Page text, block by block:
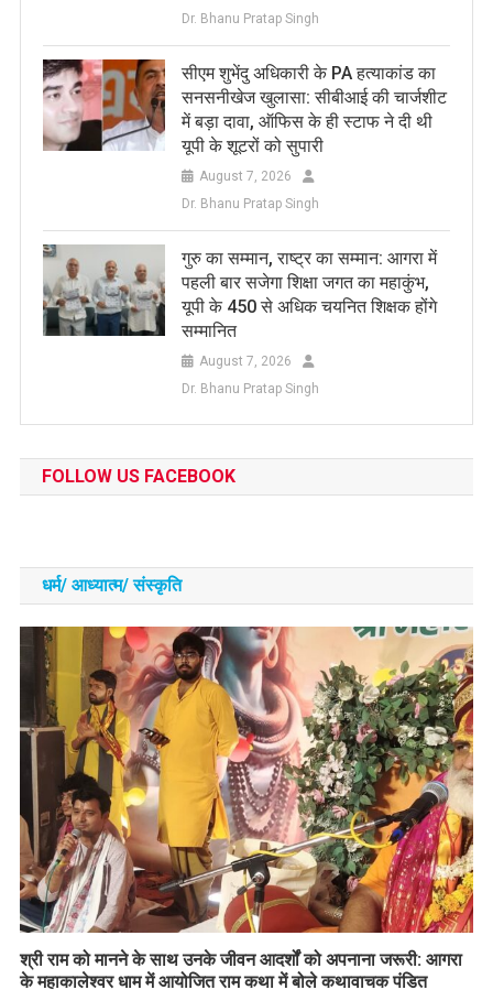
Dr. Bhanu Pratap Singh
सीएम शुभेंदु अधिकारी के PA हत्याकांड का
सनसनीखेज खुलासा: सीबीआई की चार्जशीट
में बड़ा दावा, ऑफिस के ही स्टाफ ने दी थी
यूपी के शूटरों को सुपारी
August 7, 2026
Dr. Bhanu Pratap Singh
​गुरु का सम्मान, राष्ट्र का सम्मान: आगरा में
पहली बार सजेगा शिक्षा जगत का महाकुंभ,
यूपी के 450 से अधिक चयनित शिक्षक होंगे
सम्मानित
August 7, 2026
Dr. Bhanu Pratap Singh
FOLLOW US FACEBOOK
धर्म/ आध्‍यात्‍म/ संस्‍कृति
​श्री राम को मानने के साथ उनके जीवन आदर्शों को अपनाना जरूरी: आगरा
के महाकालेश्वर धाम में आयोजित राम कथा में बोले कथावाचक पंडित